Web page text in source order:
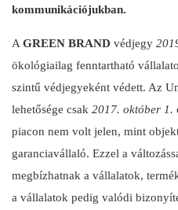
kommunikációjukban.
A GREEN BRAND védjegy
ökológiailag fenntartható
szintű védjegyeként védett. Az
lehetősége csak 2017. október 1.
piacon nem volt jelen, mint
garanciavállaló. Ezzel a
megbízhatnak a vállalatok,
a vállalatok pedig valódi